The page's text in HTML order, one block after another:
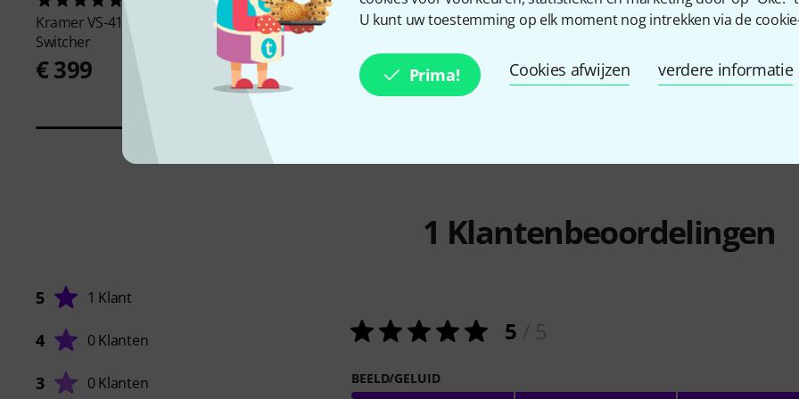
U kunt uw toestemming op elk moment nog intrekken via de
Prima! Cookies afwijzen verdere informatie
KramerVS-411X 4K HDR HDMI
Switcher
€ 399
ThonRack Adapter 1U 25
€ 11,60
the sssnake1820 Adapter
Stairville
1 Klantenbeoordelingen
5 1 Klant
4 0 Klanten
3 0 Klanten
5
BEELD/GELUID